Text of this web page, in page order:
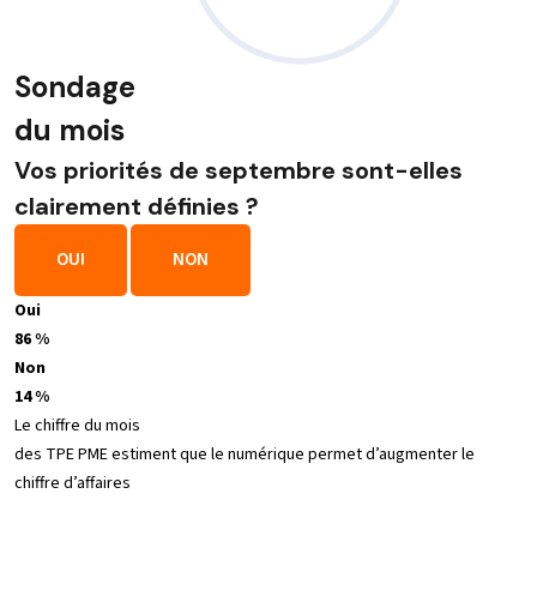
Sondage
du mois
Vos priorités de septembre sont-elles
clairement définies ?
OUI NON
Oui
86 %
Non
14 %
Le chiffre du mois
des TPE PME estiment que le numérique permet d’augmenter le
chiffre d’affaires